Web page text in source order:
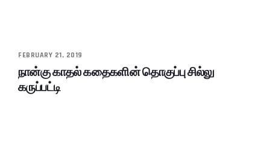
FEBRUARY 21, 2019
நான்கு காதல் கதைகளின் தொகுப்பு சில்லு
கருப்பட்டி